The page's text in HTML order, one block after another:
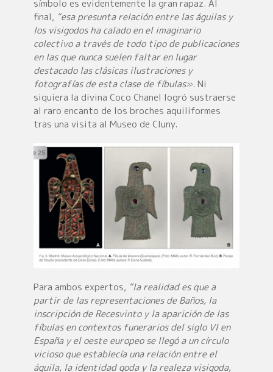
símbolo es evidentemente la gran rapaz. Al
final, “esa presunta relación entre las águilas y
los visigodos ha calado en el imaginario
colectivo a través de todo tipo de publicaciones
en las que nunca suelen faltar en lugar
destacado las clásicas ilustraciones y
fotografías de esta clase de fíbulas». Ni
siquiera la divina Coco Chanel logró sustraerse
al raro encanto de los broches aquiliformes
tras una visita al Museo de Cluny.
Para ambos expertos, “la realidad es que a
partir de las representaciones de Baños, la
inscripción de Recesvinto y la aparición de las
fíbulas en contextos funerarios del siglo VI en
España y el oeste europeo se llegó a un círculo
vicioso que establecía una relación entre el
águila, la identidad goda y la realeza visigoda,